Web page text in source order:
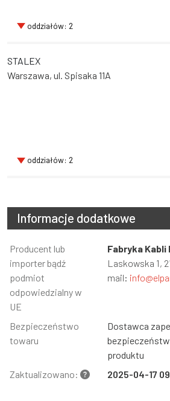
oddziałów: 2
STALEX
Warszawa, ul. Spisaka 11A
oddziałów: 2
Informacje dodatkowe
Informacja
Wartość
Producent lub
importer bądź
podmiot
odpowiedzialny w
UE
Fabryka Kabli
Laskowska 1,
mail:
Bezpieczeństwo
towaru
Dostawca
produktu
Zaktualizowano:
2025-04-17